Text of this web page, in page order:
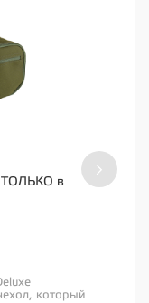
ТОЛЬКО в
который
›